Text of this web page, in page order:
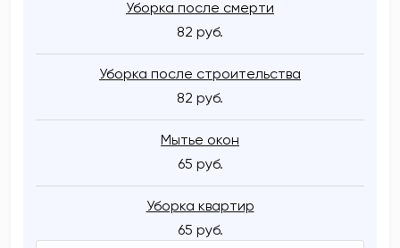
Уборка после смерти
82 руб.
Уборка после строительства
82 руб.
Мытье окон
65 руб.
Уборка квартир
65 руб.